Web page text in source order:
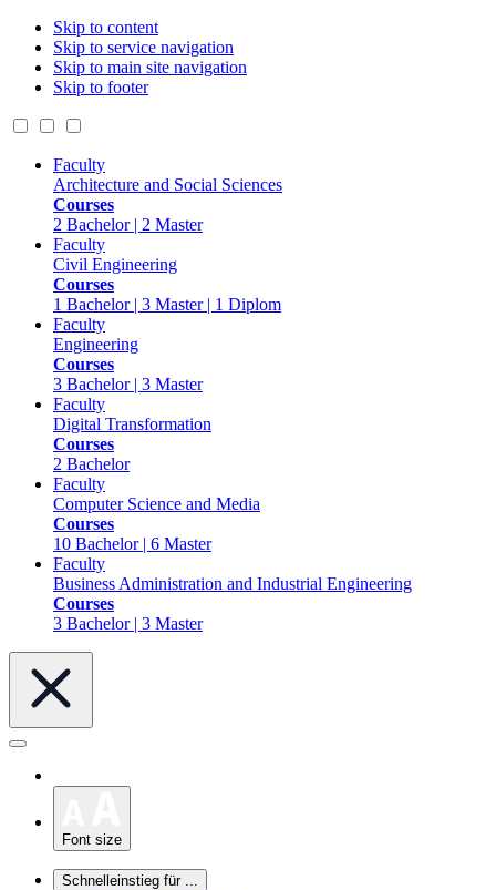
Skip to content
Skip to service navigation
Skip to main site navigation
Skip to footer
Faculty
Architecture and Social Sciences
Courses
2 Bachelor | 2 Master
Faculty
Civil Engineering
Courses
1 Bachelor | 3 Master | 1 Diplom
Faculty
Engineering
Courses
3 Bachelor | 3 Master
Faculty
Digital Transformation
Courses
2 Bachelor
Faculty
Computer Science and Media
Courses
10 Bachelor | 6 Master
Faculty
Business Administration and Industrial Engineering
Courses
3 Bachelor | 3 Master
Font size
Schnelleinstieg für ...